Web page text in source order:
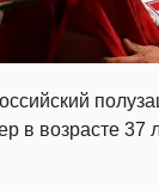
в возрасте 37